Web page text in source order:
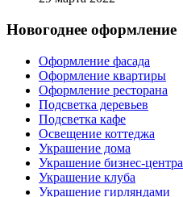
Новогоднее оформление
Оформление фасада
Оформление квартиры
Оформление ресторана
Подсветка деревьев
Подсветка кафе
Освещение коттеджа
Украшение дома
Украшение бизнес-центра
Украшение клуба
Украшение гирляндами